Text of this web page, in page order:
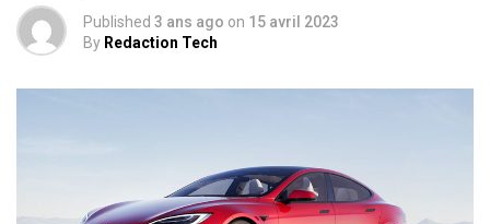
Published 3 ans ago on 15 avril 2023
By Redaction Tech